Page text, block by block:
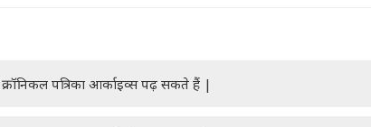
क्रॉनिकल पत्रिका आर्काइव्स पढ़ सकते हैं |